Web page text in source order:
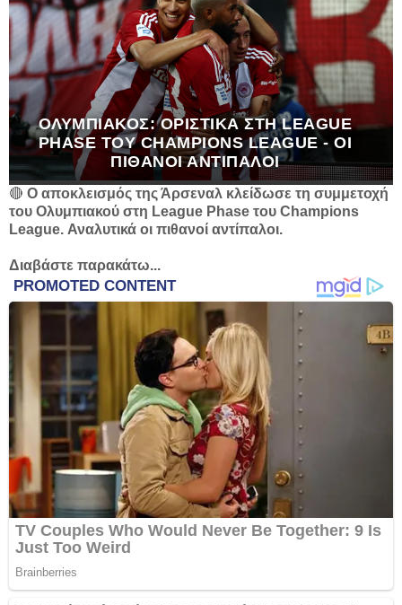
ΟΛΥΜΠΙΑΚΌΣ: ΟΡΙΣΤΙΚΆ ΣΤΗ LEAGUE
PHASE ΤΟΥ CHAMPIONS LEAGUE - ΟΙ
ΠΙΘΑΝΟΊ ΑΝΤΊΠΑΛΟΙ
🔴 Ο αποκλεισμός της Άρσεναλ κλείδωσε τη συμμετοχή
του Ολυμπιακού στη League Phase του Champions
League. Αναλυτικά οι πιθανοί αντίπαλοι.
Διαβάστε παρακάτω...